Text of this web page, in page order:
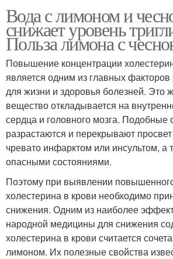
Вода с лимоном и
снижает уровень
Польза лимона с
Повышение концентрации
является одним из главных
для жизни и здоровья болезней. Это
вещество откладывается на
сердца и головного мозга. Подобные
разрастаются и перекрывают
чревато инфарктом или инсультом,
опасными состояниями.
Поэтому при выявлении
холестерина в крови необходимо
снижения. Одним из наиболее
народной медицины для снижения
холестерина в крови считается
лимоном. Их полезные свойства